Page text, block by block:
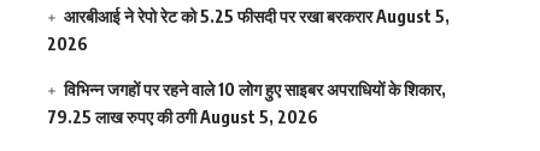
आरबीआई ने रेपो रेट को 5.25 फीसदी पर रखा बरकरारAugust 5,
2026
विभिन्न जगहों पर रहने वाले 10 लोग हुए साइबर अपराधियों के शिकार,
79.25 लाख रुपए की ठगीAugust 5, 2026